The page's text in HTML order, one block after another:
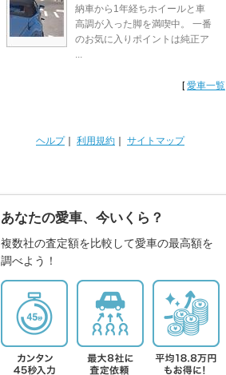
納車から1年経ちホイールと車
高調が入った脚を満喫中。 一番
のお気に入りポイントは純正ア
...
[愛車一覧
ヘルプ｜ 利用規約 サイトマップ
あなたの愛車、今いくら？
複数社の査定額を比較して愛車の最高額を
調べよう！